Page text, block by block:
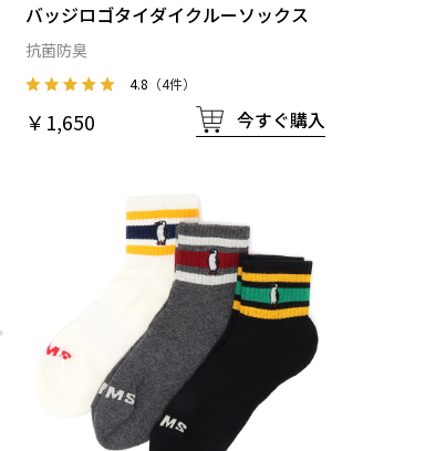
バッジロゴタイダイクルーソックス
抗菌防臭
4.8 （4件）
￥1,650 今すぐ購入